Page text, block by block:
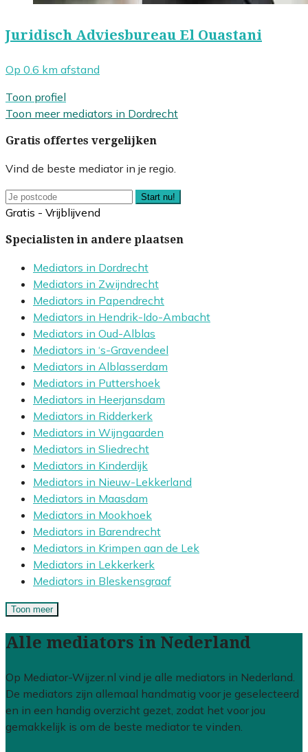
Juridisch Adviesbureau El Ouastani
Op 0.6 km afstand
Toon profiel
Toon meer mediators in Dordrecht
Gratis offertes vergelijken
Vind de beste mediator in je regio.
Start nu!
Gratis - Vrijblijvend
Specialisten in andere plaatsen
Mediators in Dordrecht
Mediators in Zwijndrecht
Mediators in Papendrecht
Mediators in Hendrik-Ido-Ambacht
Mediators in Oud-Alblas
Mediators in ‘s-Gravendeel
Mediators in Alblasserdam
Mediators in Puttershoek
Mediators in Heerjansdam
Mediators in Ridderkerk
Mediators in Wijngaarden
Mediators in Sliedrecht
Mediators in Kinderdijk
Mediators in Nieuw-Lekkerland
Mediators in Maasdam
Mediators in Mookhoek
Mediators in Barendrecht
Mediators in Krimpen aan de Lek
Mediators in Lekkerkerk
Mediators in Bleskensgraaf
Toon meer
Alle mediators in Nederland
Op Mediator-Wijzer.nl vind je alle mediators in Nederland.
De mediators zijn allemaal handmatig voor je geselecteerd
en in een handig overzicht gezet, zodat het voor jou
gemakkelijk is om de beste mediator te vinden.